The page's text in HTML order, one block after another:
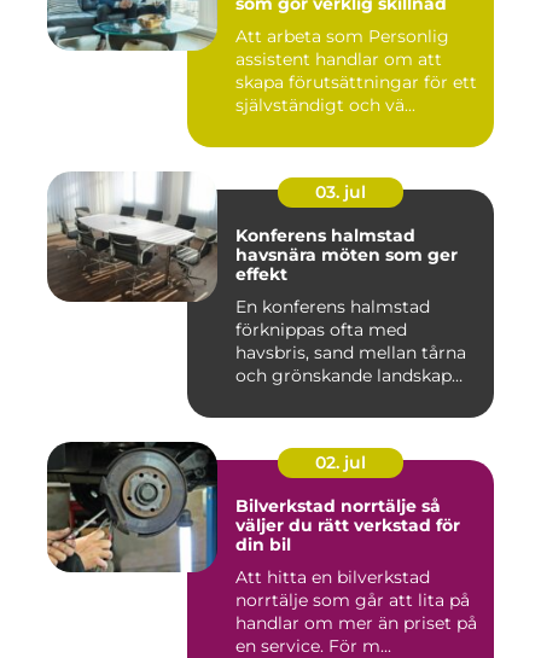
Att arbeta som Personlig
assistent handlar om att
skapa förutsättningar för ett
självständigt och vä...
03. jul
Konferens halmstad
havsnära möten som ger
effekt
En konferens halmstad
förknippas ofta med
havsbris, sand mellan tårna
och grönskande landskap
02. jul
Bilverkstad norrtälje så
väljer du rätt verkstad för
din bil
Att hitta en bilverkstad
norrtälje som går att lita på
handlar om mer än priset på
en service. För m...